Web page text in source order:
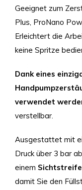
Geeignet zum
Plus, ProNano
Erleichtert die
keine Spritze
Dank eines
verwendet
verstellbar.
Ausgestattet mit
Druck über 3 bar
einem
damit Sie den